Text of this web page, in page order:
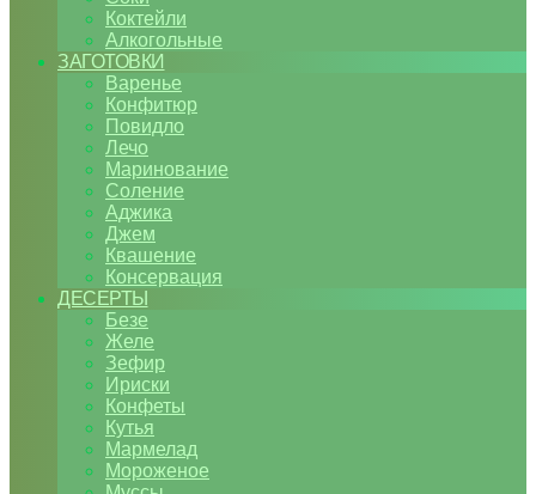
Коктейли
Алкогольные
ЗАГОТОВКИ
Варенье
Конфитюр
Повидло
Лечо
Маринование
Соление
Аджика
Джем
Квашение
Консервация
ДЕСЕРТЫ
Безе
Желе
Зефир
Ириски
Конфеты
Кутья
Мармелад
Мороженое